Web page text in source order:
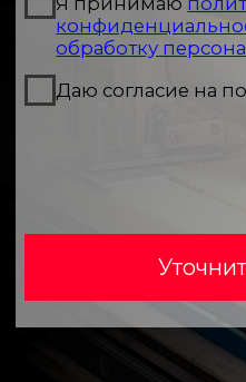
Уточнить детали